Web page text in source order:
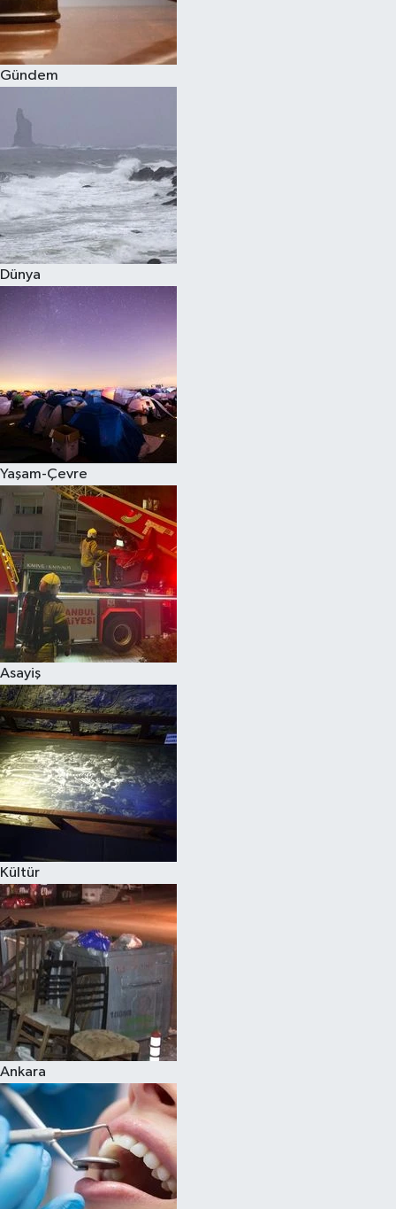
Gündem
Dünya
Yaşam-Çevre
Asayiş
Kültür
Ankara
Spor
Burç Yorumları
Eğitim
Hava Durumu
Kadın
Kim kimdir?
Kültür Sanat
Sağlık
Siyaset
Teknoloji
Televizyon
Yaşam-Çevre